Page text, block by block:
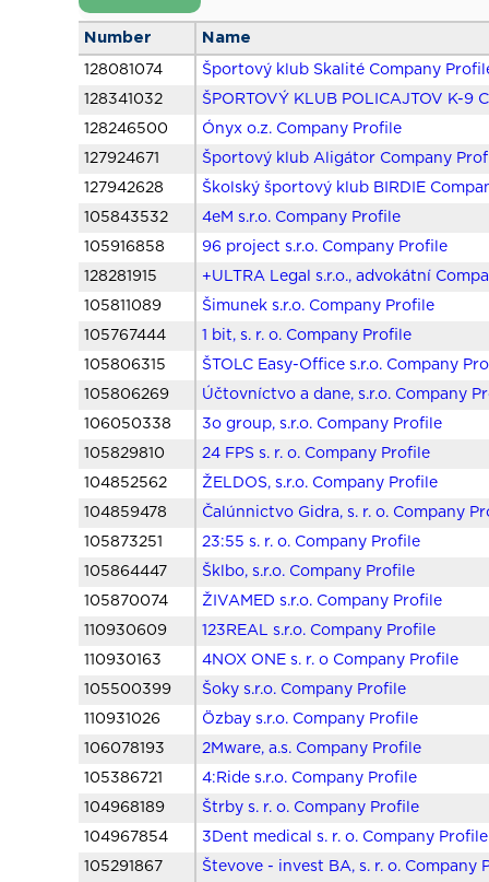
Number Name
128081074
Športový klub Skalité Company
128341032
ŠPORTOVÝ KLUB POLICAJTOV K-9
128246500
Ónyx o.z. Company Profile
127924671
Športový klub Aligátor Company
127942628
Školský športový klub BIRDIE
105843532
4eM s.r.o. Company Profile
105916858
96 project s.r.o. Company Profile
128281915
+ULTRA Legal s.r.o., advokátní
105811089
Šimunek s.r.o. Company Profile
105767444
1 bit, s. r. o. Company Profile
105806315
ŠTOLC Easy-Office s.r.o. Company
105806269
Účtovníctvo a dane, s.r.o. Company
106050338
3o group, s.r.o. Company Profile
105829810
24 FPS s. r. o. Company Profile
104852562
ŽELDOS, s.r.o. Company Profile
104859478
Čalúnnictvo Gidra, s. r. o. Company
105873251
23:55 s. r. o. Company Profile
105864447
Šklbo, s.r.o. Company Profile
105870074
ŽIVAMED s.r.o. Company Profile
110930609
123REAL s.r.o. Company Profile
110930163
4NOX ONE s. r. o Company Profile
105500399
Šoky s.r.o. Company Profile
110931026
Özbay s.r.o. Company Profile
106078193
2Mware, a.s. Company Profile
105386721
4:Ride s.r.o. Company Profile
104968189
Štrby s. r. o. Company Profile
104967854
3Dent medical s. r. o. Company Profile
105291867
Števove - invest BA, s. r. o. Company